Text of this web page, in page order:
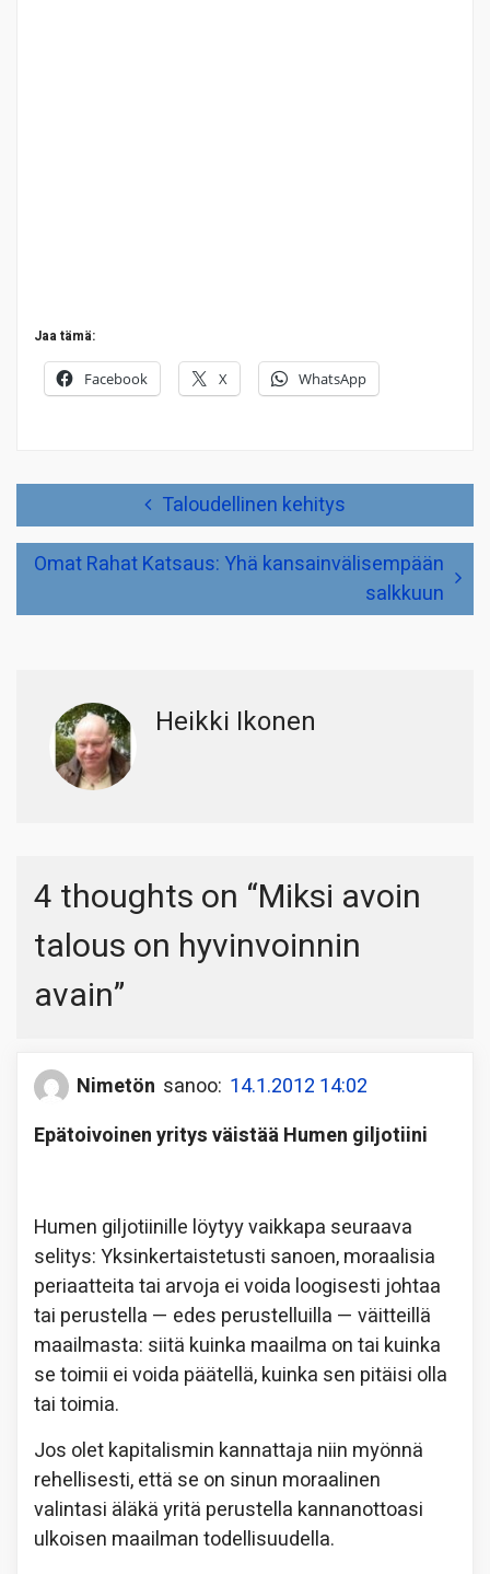
Jaa tämä:
Facebook X WhatsApp
Taloudellinen kehitys
Omat Rahat Katsaus: Yhä kansainvälisempään
salkkuun
Heikki Ikonen
4 thoughts on “Miksi avoin
talous on hyvinvoinnin
avain”
Nimetön sanoo: 14.1.2012 14:02
Epätoivoinen yritys väistää Humen giljotiini
Humen giljotiinille löytyy vaikkapa seuraava
selitys: Yksinkertaistetusti sanoen, moraalisia
periaatteita tai arvoja ei voida loogisesti johtaa
tai perustella — edes perustelluilla — väitteillä
maailmasta: siitä kuinka maailma on tai kuinka
se toimii ei voida päätellä, kuinka sen pitäisi olla
tai toimia.
Jos olet kapitalismin kannattaja niin myönnä
rehellisesti, että se on sinun moraalinen
valintasi äläkä yritä perustella kannanottoasi
ulkoisen maailman todellisuudella.